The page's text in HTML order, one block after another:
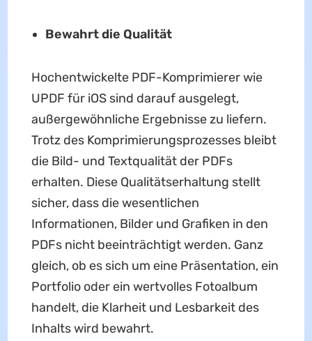
Bewahrt die Qualität
Hochentwickelte PDF-Komprimierer wie
UPDF für iOS sind darauf ausgelegt,
außergewöhnliche Ergebnisse zu liefern.
Trotz des Komprimierungsprozesses bleibt
die Bild- und Textqualität der PDFs
erhalten. Diese Qualitätserhaltung stellt
sicher, dass die wesentlichen
Informationen, Bilder und Grafiken in den
PDFs nicht beeinträchtigt werden. Ganz
gleich, ob es sich um eine Präsentation, ein
Portfolio oder ein wertvolles Fotoalbum
handelt, die Klarheit und Lesbarkeit des
Inhalts wird bewahrt.